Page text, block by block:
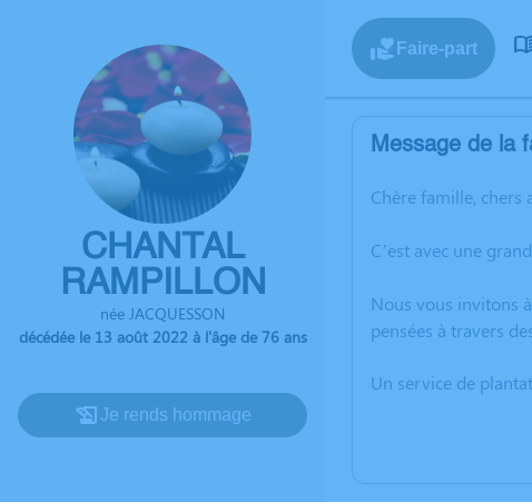
CHANTAL
RAMPILLON
née JACQUESSON
décédée le 13 août 2022 à l'âge de 76 ans
Je rends hommage
Faire-part
Message de la
Chère famille, chers
C’est avec une
Nous vous invitons
pensées à travers
Un service de